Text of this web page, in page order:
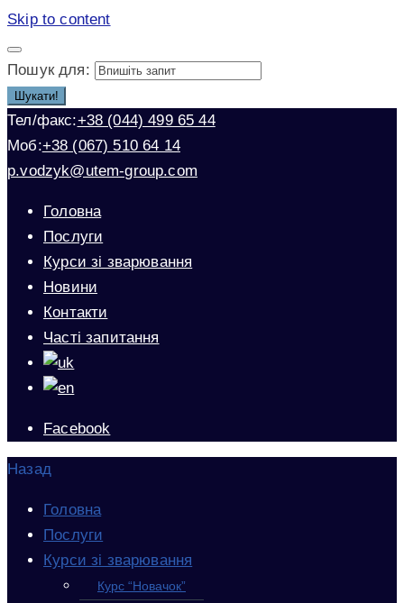
Skip to content
Пошук для:
Шукати!
Тел/факс:+38 (044) 499 65 44
Моб:+38 (067) 510 64 14
p.vodzyk@utem-group.com
Головна
Послуги
Курси зі зварювання
Новини
Контакти
Часті запитання
Facebook
Назад
Головна
Послуги
Курси зі зварювання
Курс “Новачок”